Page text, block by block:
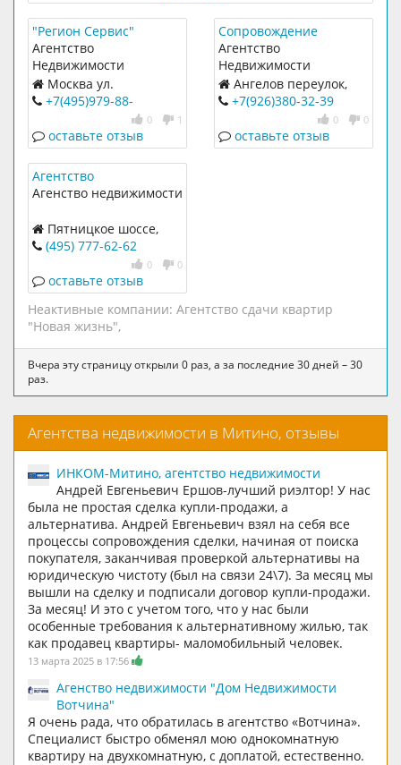
"Регион Сервис"
Агентство
недвижимости
Агентство
Недвижимости
Москва ул.
Барышиха, 14 к.3
+7(495)979-88-
+7(495)204-28-680 1
оставьте отзыв
Сопровождение
Недвижимости
Агентство
Недвижимости
Ангелов переулок,
дом 8;
+7(926)380-32-39
0 0
оставьте отзыв
Агентство
недвижимости Миэль
Агенство недвижимости
Пятницкое шоссе,
дом 15, корп. 3
(495) 777-62-62
0 0
оставьте отзыв
Неактивные компании: Агентство сдачи квартир
"Новая жизнь",
Вчера эту страницу открыли 0 раз, а за последние 30 дней – 30
раз.
Агентства недвижимости в Митино, отзывы
ИНКОМ-Митино, агентство недвижимости
Андрей Евгеньевич Ершов-лучший риэлтор! У нас
была не простая сделка купли-продажи, а
альтернатива. Андрей Евгеньевич взял на себя все
процессы сопровождения сделки, начиная от поиска
покупателя, заканчивая проверкой альтернативы на
юридическую чистоту (был на связи 24\7). За месяц мы
вышли на сделку и подписали договор купли-продажи.
За месяц! И это с учетом того, что у нас были
особенные требования к альтернативному жилью, так
как продавец квартиры- маломобильный человек.
13 марта 2025 в 17:56
Агенство недвижимости "Дом Недвижимости
Вотчина"
Я очень рада, что обратилась в агентство «Вотчина».
Специалист быстро обменял мою однокомнатную
квартиру на двухкомнатную, с доплатой, естественно.